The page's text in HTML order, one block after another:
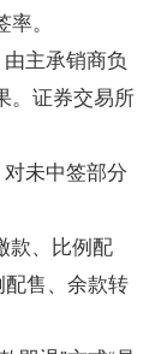
。
主承销商负
。证券交易所
未中签部分
款、比例配
配售、余款转